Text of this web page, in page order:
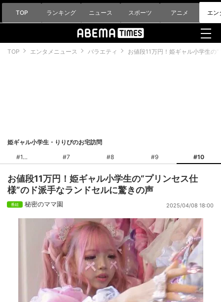
TOP ランキング ニュース スポーツ アニメ エン
TOP エンタメニュース バラエティ お値段11万円！姫ギャル小学生の
姫ギャル小学生・りりぴのお宅訪問
#1
#7 #8 #9 #10
お値段11万円！姫ギャル小学生の“プリンセス仕
様”のド派手なランドセルに驚きの声
秘密のママ園 2025/04/08 18:00